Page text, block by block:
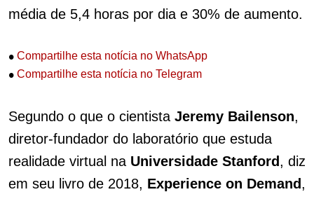
média de 5,4 horas por dia e 30% de aumento.
• Compartilhe esta notícia no WhatsApp
• Compartilhe esta notícia no Telegram
Segundo o que o cientista Jeremy Bailenson,
diretor-fundador do laboratório que estuda
realidade virtual na Universidade Stanford, diz
em seu livro de 2018, Experience on Demand,